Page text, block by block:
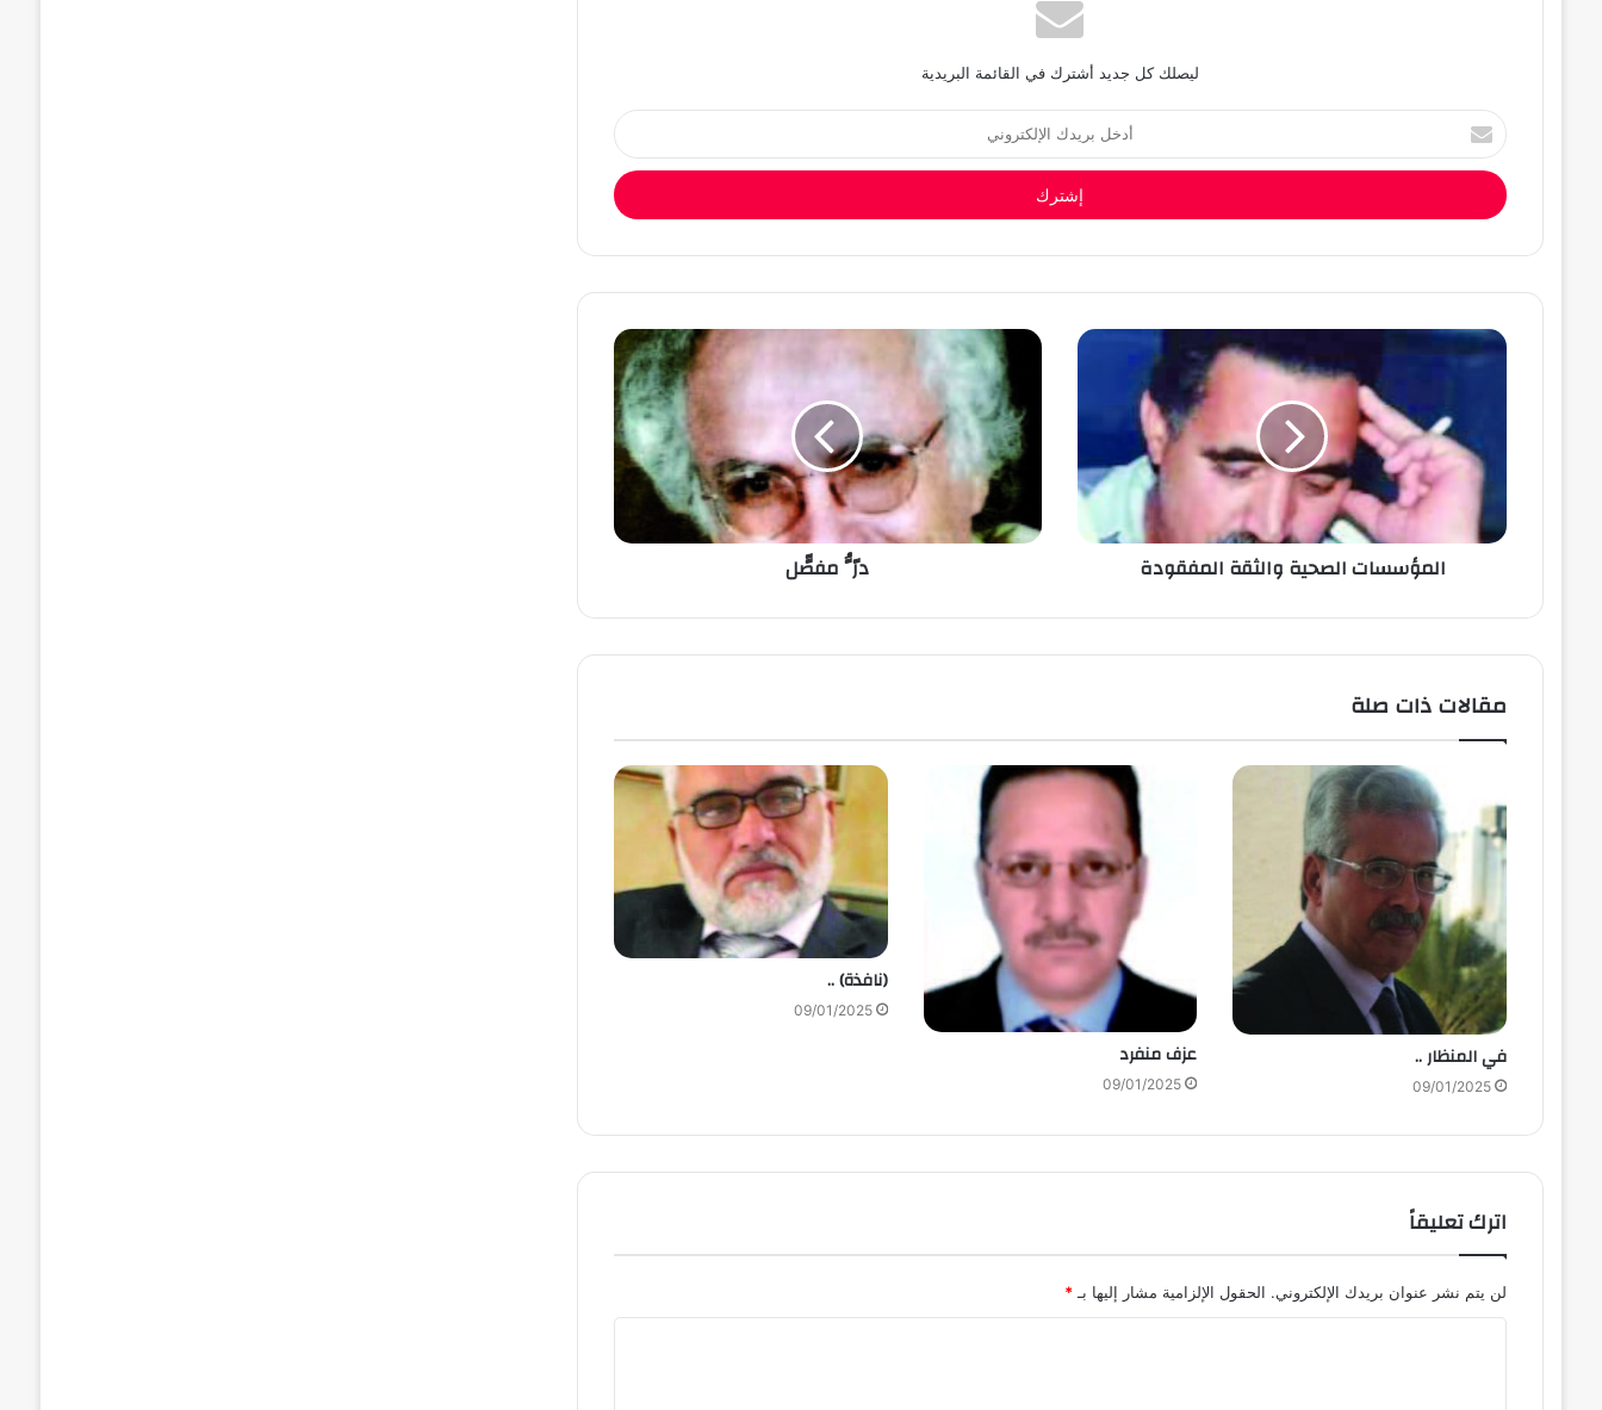
ليصلك كل جديد أشترك في القائمة البريدية
أدخل
بريدك
الإلكتروني
المؤسسات الصحية والثقة المفقودة درُُّّ مفصّّل
مقالات ذات صلة
في المنظار ..
09/01/2025
عزف منفرد
09/01/2025
(نافذة) ..
09/01/2025
اترك تعليقاً
لن يتم نشر عنوان بريدك الإلكتروني. الحقول الإلزامية مشار إليها بـ *